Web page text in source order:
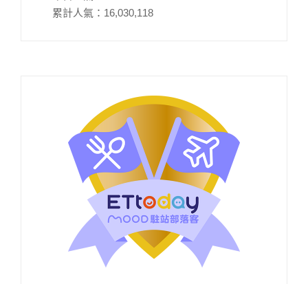
累計人氣： 16,030,118